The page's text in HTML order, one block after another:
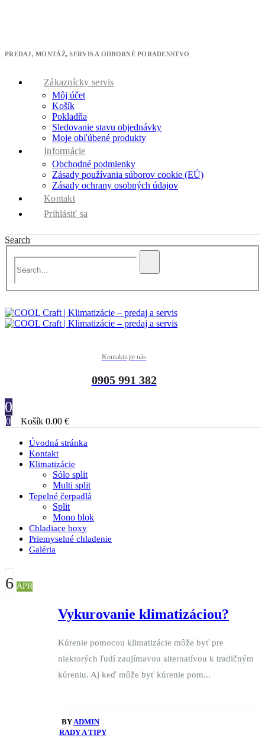
PREDAJ, MONTÁŽ, SERVIS A ODBORNÉ PORADENSTVO
Zákaznícky servis
Môj účet
Košík
Pokladňa
Sledovanie stavu objednávky
Moje obľúbené produkty
Informácie
Obchodné podmienky
Zásady používania súborov cookie (EÚ)
Zásady ochrany osobných údajov
Kontakt
Prihlásiť sa
Search
Kontaktujte nás
0905 991 382
0
0 Košík 0.00 €
Úvodná stránka
Kontakt
Klimatizácie
Sólo split
Multi split
Tepelné čerpadlá
Split
Mono blok
Chladiace boxy
Priemyselné chladenie
Galéria
6 APR
Vykurovanie klimatizáciou?
Kúrenie pomocou klimatizácie môže byť pre
niektorých ľudí zaujímavou alternatívou k tradičným
kúreniu. Aj keď môže byť kúrenie pom...
BYADMIN
RADY A TIPY